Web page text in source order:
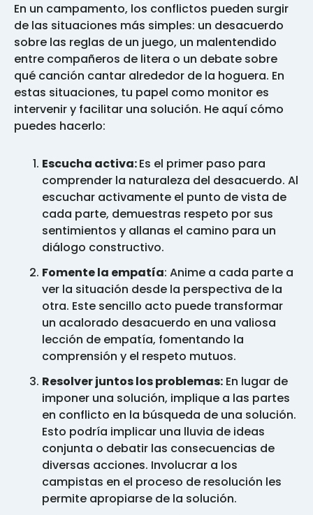
En un campamento, los conflictos pueden surgir
de las situaciones más simples: un desacuerdo
sobre las reglas de un juego, un malentendido
entre compañeros de litera o un debate sobre
qué canción cantar alrededor de la hoguera. En
estas situaciones, tu papel como monitor es
intervenir y facilitar una solución. He aquí cómo
puedes hacerlo:
Escucha activa:Es el primer paso para
comprender la naturaleza del desacuerdo. Al
escuchar activamente el punto de vista de
cada parte, demuestras respeto por sus
sentimientos y allanas el camino para un
diálogo constructivo.
Fomente la empatía: Anime a cada parte a
ver la situación desde la perspectiva de la
otra. Este sencillo acto puede transformar
un acalorado desacuerdo en una valiosa
lección de empatía, fomentando la
comprensión y el respeto mutuos.
Resolver juntos los problemas: En lugar de
imponer una solución, implique a las partes
en conflicto en la búsqueda de una solución.
Esto podría implicar una lluvia de ideas
conjunta o debatir las consecuencias de
diversas acciones. Involucrar a los
campistas en el proceso de resolución les
permite apropiarse de la solución.